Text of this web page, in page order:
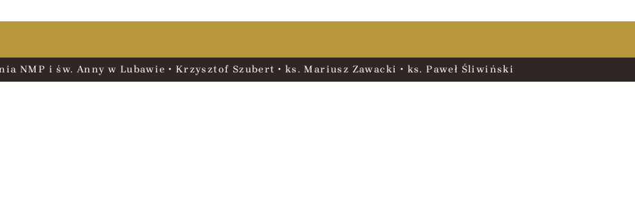
NMP i św. Anny w Lubawie • Krzysztof Szubert • ks. Mariusz Zawacki • ks. Paweł Śliwiński